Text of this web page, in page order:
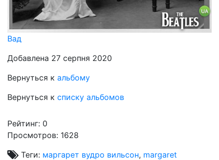
Вад
Добавлена 27 серпня 2020
Вернуться к альбому
Вернуться к списку альбомов
Рейтинг: 0
Просмотров: 1628
Теги: маргарет вудро вильсон, margaret